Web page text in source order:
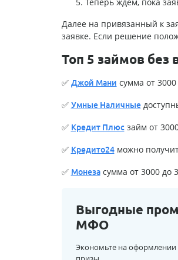
Далее на привязанный к
заявке. Если решение
Топ 5 займов без
✅ Джой Мани сумма от
✅ Умные Наличные
✅ Кредит Плюсзайм от
✅ Кредито24можно
✅ Монезасумма от 3000 до
Выгодные
МФО
Экономьте на